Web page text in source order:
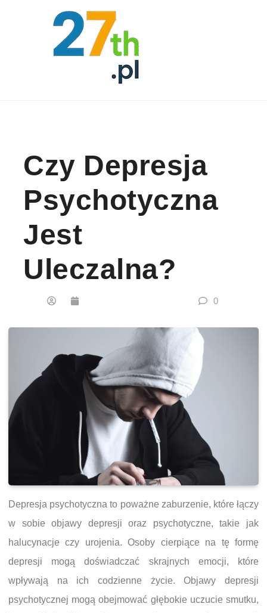
Czy Depresja
Psychotyczna
Jest
Uleczalna?
0
Depresja psychotyczna to poważne zaburzenie, które łączy
w sobie objawy depresji oraz psychotyczne, takie jak
halucynacje czy urojenia. Osoby cierpiące na tę formę
depresji mogą doświadczać skrajnych emocji, które
wpływają na ich codzienne życie. Objawy depresji
psychotycznej mogą obejmować głębokie uczucie smutku,